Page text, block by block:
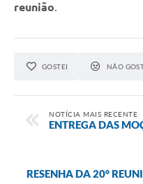
reunião.
GOSTEI NÃO
NOTÍCIA MAIS RECENTE
ENTREGA DAS
RESENHA DA 20°